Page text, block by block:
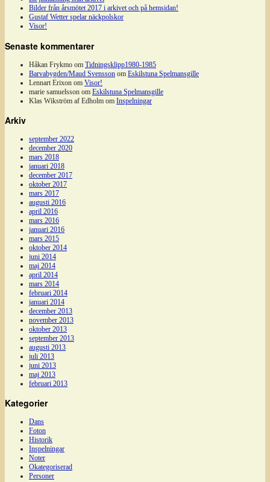
Bilder från årsmötet 2017 i arkivet och på hemsidan!
Gustaf Wetter spelar näckpolskor
Visor!
Senaste kommentarer
Håkan Frykmo om Tidningsklipp1980-1985
Barvabygden/Maud Svensson om Eskilstuna Spelmansgille
Lennart Erixon om Visor!
marie samuelsson om Eskilstuna Spelmansgille
Klas Wikström af Edholm om Inspelningar
Arkiv
september 2022
december 2020
mars 2018
januari 2018
december 2017
oktober 2017
mars 2017
augusti 2016
april 2016
mars 2016
januari 2016
mars 2015
oktober 2014
juni 2014
maj 2014
april 2014
mars 2014
februari 2014
januari 2014
december 2013
november 2013
oktober 2013
september 2013
augusti 2013
juli 2013
juni 2013
maj 2013
februari 2013
Kategorier
Dans
Foton
Historik
Inspelningar
Noter
Okategoriserad
Personer